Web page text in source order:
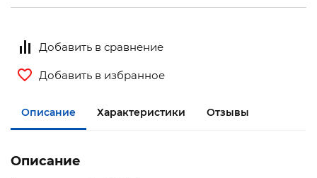
Добавить в сравнение
Добавить в избранное
Описание Характеристики Отзывы
Описание